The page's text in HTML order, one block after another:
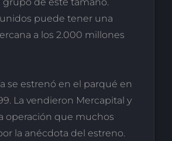
puede tener una
a los 2.000 millones
se estrenó en el parqué en
La vendieron Mercapital y
operación que muchos
la anécdota del estreno.